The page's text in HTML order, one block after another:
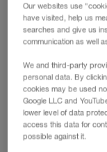
Our websites use
have visited, help us
searches and give us
communication as well
We and third-party
personal data. By
cookies may be used
Google LLC and
lower level of data
access this data for
possible against it.